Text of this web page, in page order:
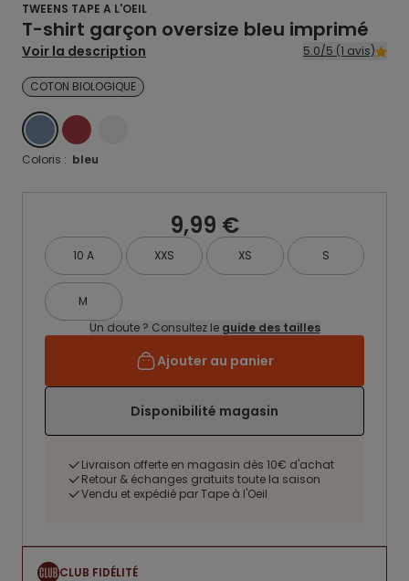
TWEENS TAPE A L'OEIL
T-shirt garçon oversize bleu imprimé
Voir la description 5.0/5 (1 avis)
COTON BIOLOGIQUE
BLEUROUGE
Coloris : bleu
9,99 €
10 A XXS XS S
M
Un doute ? Consultez le guide des tailles
Ajouter au panier
Disponibilité magasin
Livraison offerte en magasin dès 10€ d'achat
Retour & échanges gratuits toute la saison
Vendu et expédié par Tape à l'Oeil
CLUB FIDÉLITÉ